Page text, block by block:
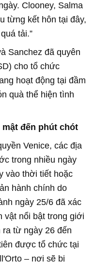
Clooney, Salma
từng kết hôn tại đây,
tải.”
Sanchez đã quyên
cho tổ chức
hoạt động tại đầm
quà thể hiện tình
đến phút chót
Venice, các địa
trong nhiều ngày
vào thời tiết hoặc
hành chính do
ngày 25/6 đã xác
vật nổi bật trong giới
ra từ ngày 26 đến
được tổ chức tại
– nơi sẽ bị